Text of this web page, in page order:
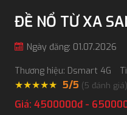
ĐỀ NỔ TỪ XA
Ngày đăng: 01.07.2026
Thương hiệu: Dsmart 4G
★★★★★ 5/5 (5 đánh giá)
Giá: 4500000đ -